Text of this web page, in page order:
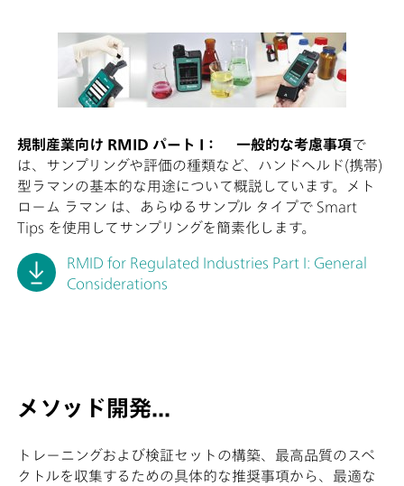
規制産業向け RMID パート I： 一般的な考慮事項で
は、サンプリングや評価の種類など、ハンドヘルド(携帯)
型ラマンの基本的な用途について概説しています。メト
ローム ラマン は、あらゆるサンプル タイプで Smart
Tips を使用してサンプリングを簡素化します。
RMID for Regulated Industries Part I: General
Considerations
メソッド開発...
トレーニングおよび検証セットの構築、最高品質のスペ
クトルを収集するための具体的な推奨事項から、最適な